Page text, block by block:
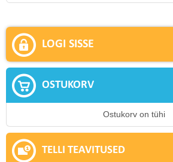
LOGI SISSE
OSTUKORV
Ostukorv on tühi
TELLI TEAVITUSED